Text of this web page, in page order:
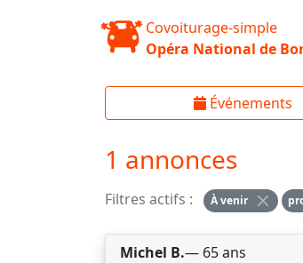
Covoiturage-simple
Opéra National de
Événements
1 annonces
Filtres actifs : À venir
Michel B.— 65 ans